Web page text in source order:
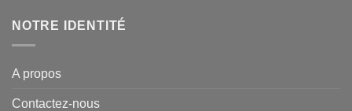
NOTRE IDENTITÉ
A propos
Contactez-nous